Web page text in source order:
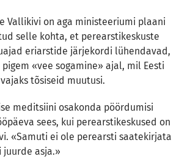
Vallikivi on aga ministeeriumi plaani
selle kohta, et perearstikeskuste
eriarstide järjekordi lühendavad,
«vee sogamine» ajal, mil Eesti
tõsiseid muutusi.
meditsiini osakonda pöördumisi
sees, kui perearstikeskused on
«Samuti ei ole perearsti saatekirjata
asja.»